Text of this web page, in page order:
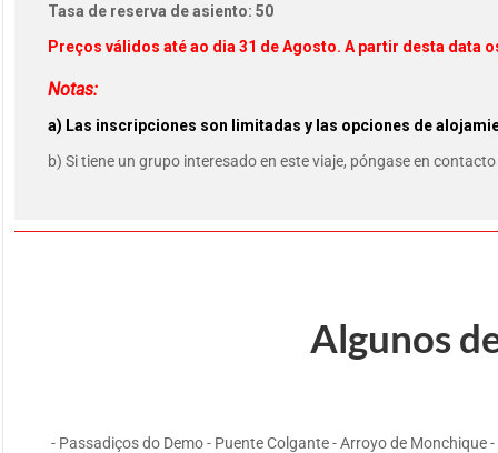
Tasa de reserva de asiento: 50
Preços válidos até ao dia 31 de Agosto. A partir desta data
Notas:
a) Las inscripciones son limitadas y las opciones de
b) Si tiene un grupo interesado en este viaje, póngase en
Algunos
- Passadiços do Demo - Puente Colgante - Arroyo de